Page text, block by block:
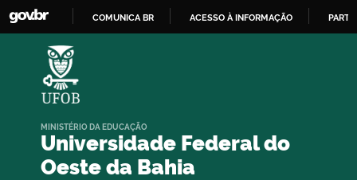
COMUNICA BR ACESSO À INFORMAÇÃO
Universidade Federal do
Oeste da Bahia
MINISTÉRIO DA EDUCAÇÃO